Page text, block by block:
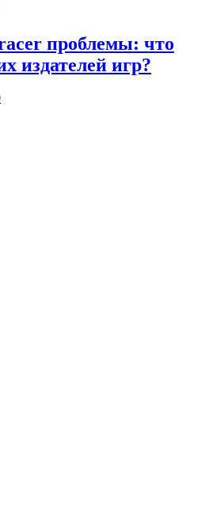
проблемы: что
издателей игр?